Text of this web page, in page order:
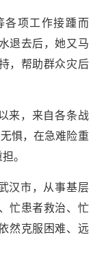
各项工作接踵而
退去后，她又马
，帮助群众灾后
来，来自各条战
惧，在急难险重
。
汉市，从事基层
忙患者救治、忙
然克服困难、远